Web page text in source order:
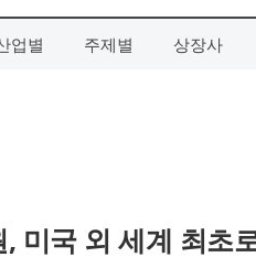
업별 주제별 상장사
미국 외 세계 최초